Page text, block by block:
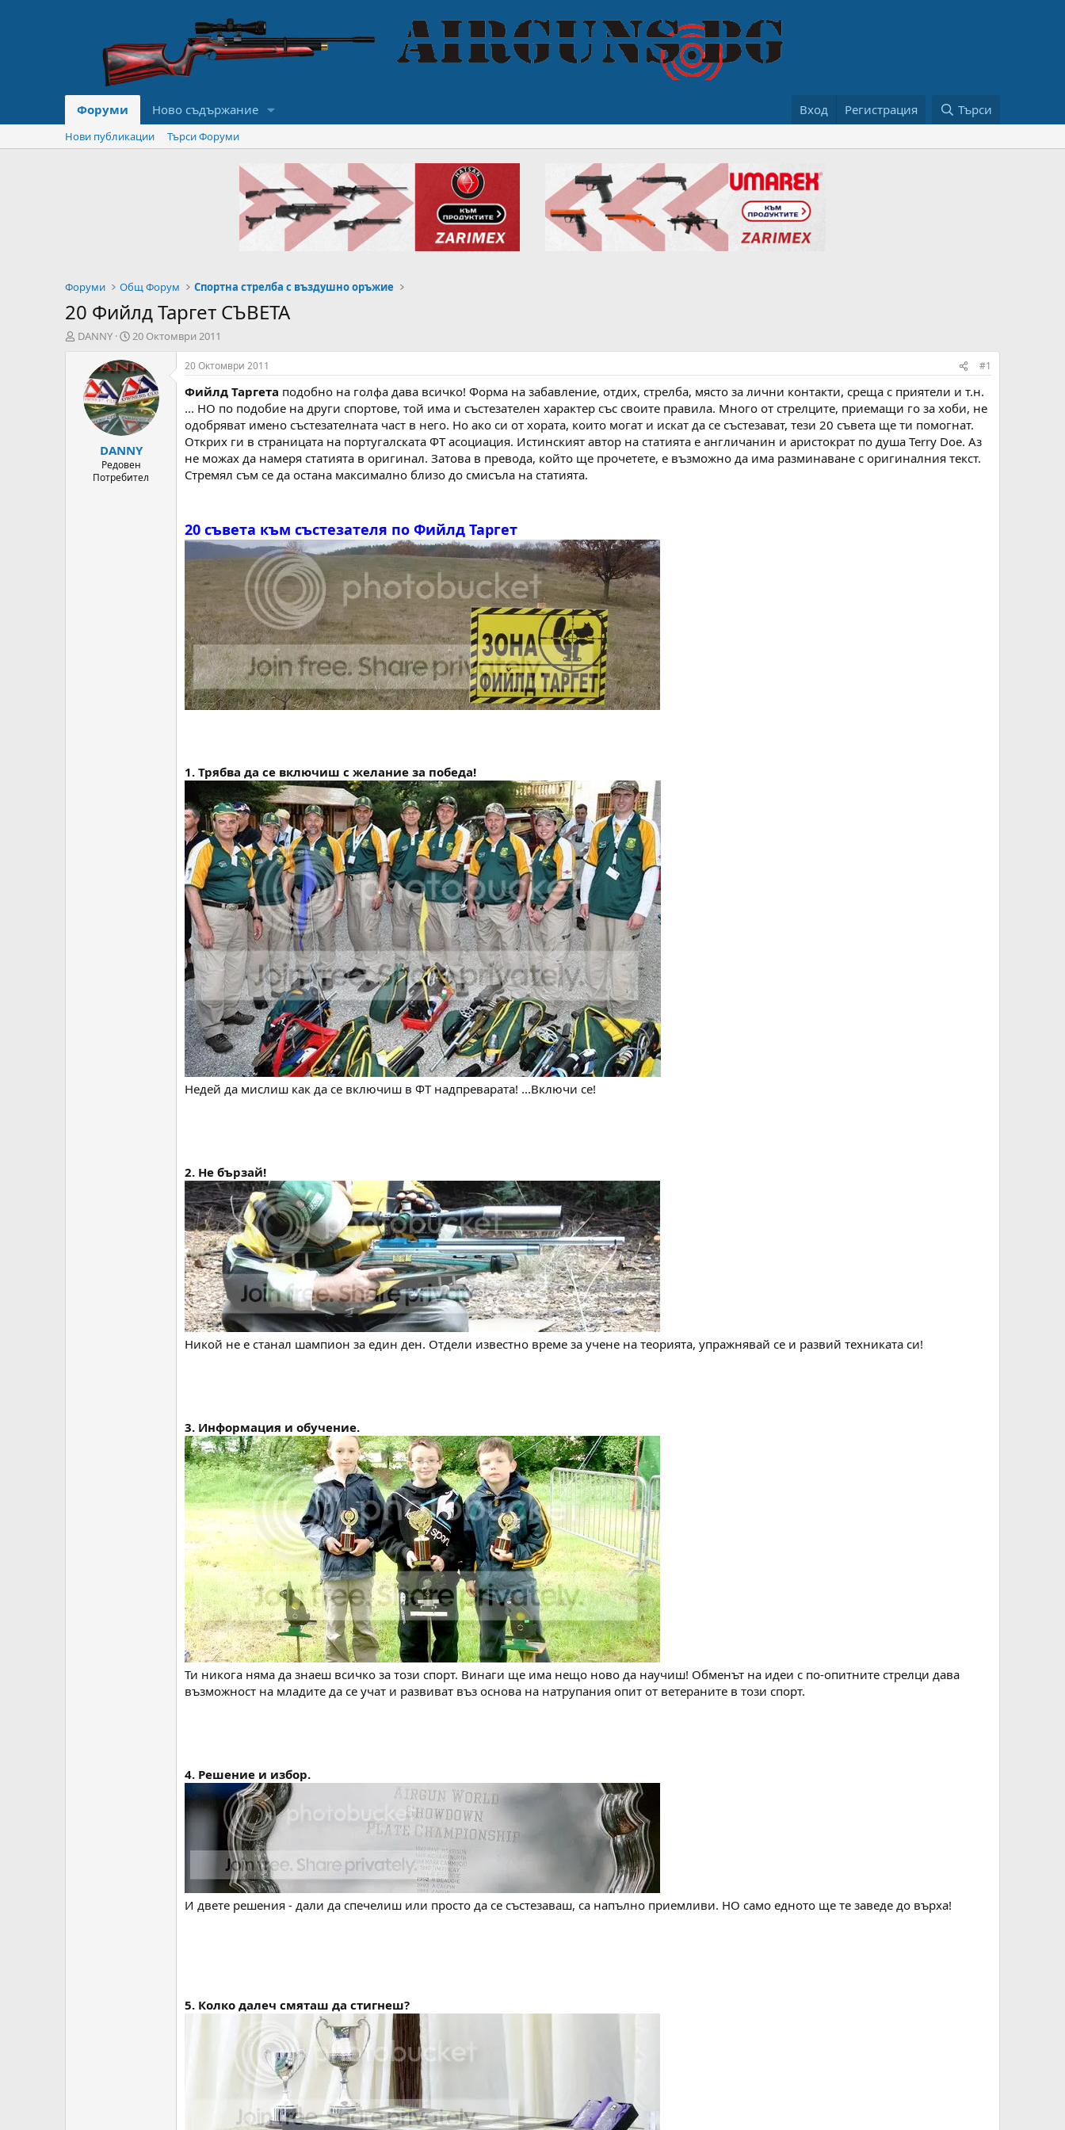
Форуми Ново съдържание Вход Регистрация Търси
Нови публикации Търси Форуми
Форуми Общ Форум Спортна стрелба с въздушно оръжие
20 Фийлд Таргет СЪВЕТА
А
DANNY
Н
ч
а
л
н
а
Д
а
т
а
20 Октомври 2011
DANNY
Редовен
Потребител
20 Октомври 2011 #1
Фийлд Таргета подобно на голфа дава всичко! Форма на забавление, отдих, стрелба, място за лични контакти, среща с приятели и т.н.
... НО по подобие на други спортове, той има и състезателен характер със своите правила. Много от стрелците, приемащи го за хоби, не
одобряват имено състезателната част в него. Но ако си от хората, които могат и искат да се състезават, тези 20 съвета ще ти помогнат.
Открих ги в страницата на португалската ФТ асоциация. Истинският автор на статията е англичанин и аристократ по душа Terry Doe. Аз
не можах да намеря статията в оригинал. Затова в превода, който ще прочетете, е възможно да има разминаване с оригиналния текст.
Стремял съм се да остана максимално близо до смисъла на статията.
20 съвета към състезателя по Фийлд Таргет
1. Трябва да се включиш с желание за победа!
Недей да мислиш как да се включиш в ФТ надпреварата! ...Включи се!
2. Не бързай!
Никой не е станал шампион за един ден. Отдели известно време за учене на теорията, упражнявай се и развий техниката си!
3. Информация и обучение.
Ти никога няма да знаеш всичко за този спорт. Винаги ще има нещо ново да научиш! Обменът на идеи с по-опитните стрелци дава
възможност на младите да се учат и развиват въз основа на натрупания опит от ветераните в този спорт.
4. Решение и избор.
И двете решения - дали да спечелиш или просто да се състезаваш, са напълно приемливи. НО само едното ще те заведе до върха!
5. Колко далеч смяташ да стигнеш?